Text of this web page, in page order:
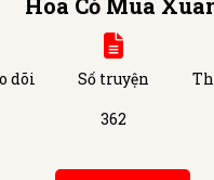
dõi
Số truyện
362